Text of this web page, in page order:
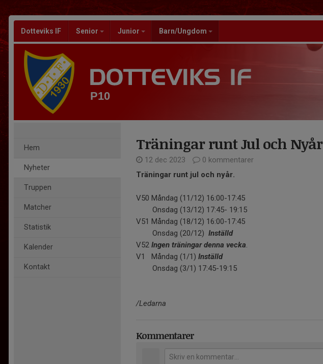
Dotteviks IF Senior Junior Barn/Ungdom
P10
Hem
Nyheter
Truppen
Matcher
Statistik
Kalender
Kontakt
Träningar runt Jul och Nyår
12 dec 2023
0 kommentarer
Träningar runt jul och nyår.
V50 Måndag (11/12) 16:00-17:45
Onsdag (13/12) 17:45- 19:15
V51 Måndag (18/12) 16:00-17:45
Onsdag (20/12) Inställd
V52 Ingen träningar denna vecka.
V1 Måndag (1/1) Inställd
Onsdag (3/1) 17:45-19:15
/Ledarna
Kommentarer